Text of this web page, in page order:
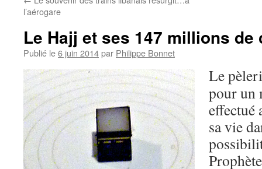
l’aérogare
Le Hajj et ses 147 millions de
Publié le6 juin 2014par Philippe Bonnet
Le
pour un
effectué
sa vie